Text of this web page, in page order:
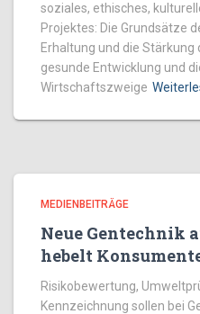
soziales, ethisches,
Projektes: Die Grundsätze
Erhaltung und die
gesunde Entwicklung und
Wirtschaftszweige
MEDIENBEITRÄGE
Neue Gentechnik
hebelt
Risikobewertung,
Kennzeichnung sollen bei